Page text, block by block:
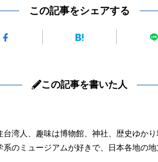
この記事をシェアする
この記事を書いた人
台湾人、趣味は博物館、神社、歴史ゆか
系のミュージアムが好きで、日本各地の地